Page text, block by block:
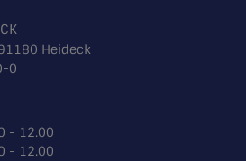
Heideck
0
- 12.00
- 12.00